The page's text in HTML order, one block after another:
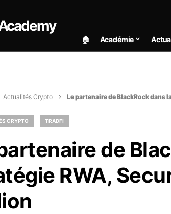
🏠︎ Académie
Actualités Crypto Le partenaire de BlackRock dans
CRYPTO TRADFI
de
RWA,